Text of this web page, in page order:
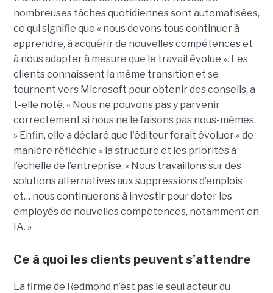
nombreuses tâches quotidiennes sont automatisées,
ce qui signifie que « nous devons tous continuer à
apprendre, à acquérir de nouvelles compétences et
à nous adapter à mesure que le travail évolue ». Les
clients connaissent la même transition et se
tournent vers Microsoft pour obtenir des conseils, a-
t-elle noté. « Nous ne pouvons pas y parvenir
correctement si nous ne le faisons pas nous-mêmes.
» Enfin, elle a déclaré que l'éditeur ferait évoluer « de
manière réfléchie » la structure et les priorités à
l’échelle de l’entreprise. « Nous travaillons sur des
solutions alternatives aux suppressions d’emplois
et… nous continuerons à investir pour doter les
employés de nouvelles compétences, notamment en
IA. »
Ce à quoi les clients peuvent s’attendre
La firme de Redmond n’est pas le seul acteur du